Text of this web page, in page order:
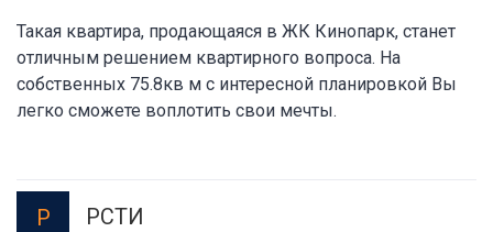
Такая квартира, продающаяся в ЖК Кинопарк, станет
отличным решением квартирного вопроса. На
собственных 75.8кв м с интересной планировкой Вы
легко сможете воплотить свои мечты.
Р РСТИ